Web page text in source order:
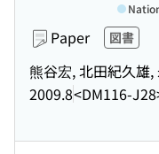
Paper 図書
熊谷宏, 北田紀久雄
2009.8<DM116-